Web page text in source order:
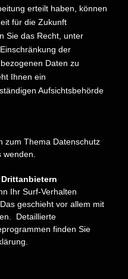
erteilt haben, können
für die Zukunft
Sie das Recht, unter
der
Daten zu
Ihnen ein
Aufsichtsbehörde
zum Thema Datenschutz
Ihr Surf-Verhalten
geschieht vor allem mit
Detaillierte
finden Sie